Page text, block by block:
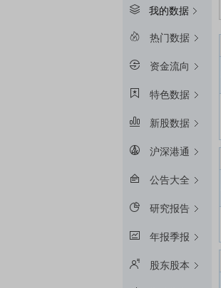
我的数据
热门数据
资金流向
特色数据
新股数据
沪深港通
公告大全
研究报告
年报季报
股东股本